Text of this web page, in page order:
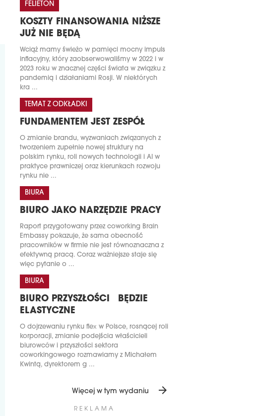
FELIETON
KOSZTY FINANSOWANIA NIŻSZE
JUŻ NIE BĘDĄ
Wciąż mamy świeżo w pamięci mocny impuls
inflacyjny, który zaobserwowaliśmy w 2022 i w
2023 roku w znacznej części świata w związku z
pandemią i działaniami Rosji. W niektórych
kra ...
TEMAT Z ODKŁADKI
FUNDAMENTEM JEST ZESPÓŁ
O zmianie brandu, wyzwaniach związanych z
tworzeniem zupełnie nowej struktury na
polskim rynku, roli nowych technologii i AI w
praktyce prawniczej oraz kierunkach rozwoju
rynku nie ...
BIURA
BIURO JAKO NARZĘDZIE PRACY
Raport przygotowany przez coworking Brain
Embassy pokazuje, że sama obecność
pracowników w firmie nie jest równoznaczna z
efektywną pracą. Coraz ważniejsze staje się
więc pytanie o ...
BIURA
BIURO PRZYSZŁOŚCI BĘDZIE
ELASTYCZNE
O dojrzewaniu rynku flex w Polsce, rosnącej roli
korporacji, zmianie podejścia właścicieli
biurowców i przyszłości sektora
coworkingowego rozmawiamy z Michałem
Kwintą, dyrektorem g ...
Więcej w tym wydaniu arrow_forward
REKLAMA